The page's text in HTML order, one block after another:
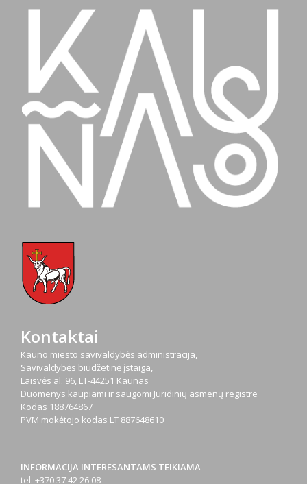
Kontaktai
Kauno miesto savivaldybės administracija,
Savivaldybės biudžetinė įstaiga,
Laisvės al. 96, LT-44251 Kaunas
Duomenys kaupiami ir saugomi Juridinių asmenų registre
Kodas 188764867
PVM mokėtojo kodas LT 887648610
INFORMACIJA INTERESANTAMS TEIKIAMA
tel. +370 37 42 26 08